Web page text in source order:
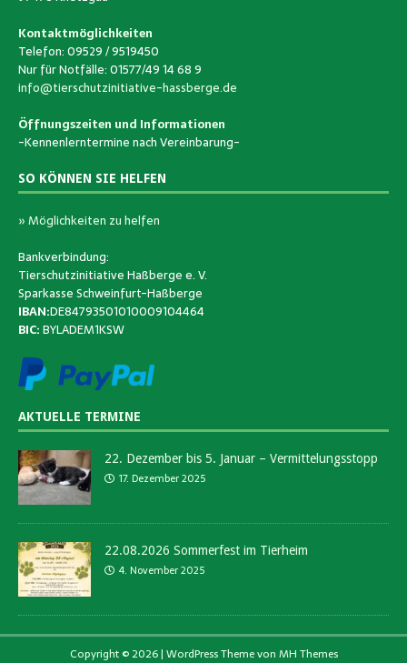
Kontaktmöglichkeiten
Telefon: 09529 / 9519450
Nur für Notfälle: 01577/49 14 68 9
info@tierschutzinitiative-hassberge.de
Öffnungszeiten und Informationen
-Kennenlerntermine nach Vereinbarung-
SO KÖNNEN SIE HELFEN
» Möglichkeiten zu helfen
Bankverbindung:
Tierschutzinitiative Haßberge e. V.
Sparkasse Schweinfurt-Haßberge
IBAN:DE84793501010009104464
BIC:BYLADEM1KSW
AKTUELLE TERMINE
22. Dezember bis 5. Januar – Vermittelungsstopp
17. Dezember 2025
22.08.2026 Sommerfest im Tierheim
4. November 2025
Copyright © 2026 | WordPress Theme von MH Themes